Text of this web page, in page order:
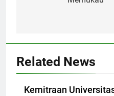
Related News
Kemitraan